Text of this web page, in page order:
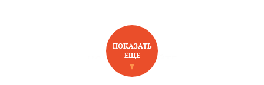
НОВОЕ НА САЙТЕ
ПОКАЗАТЬ
ЕЩЕ